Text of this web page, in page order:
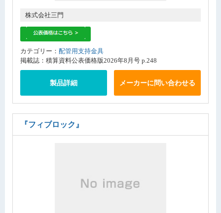
株式会社三門
カテゴリー： 配管用支持金具
掲載誌：積算資料公表価格版2026年8月号 p.248
製品詳細 メーカーに問い合わせる
『フィブロック』